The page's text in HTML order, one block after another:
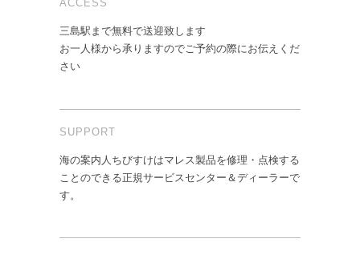
ACCESS
三島駅まで無料で送迎致します
お一人様から承りますのでご予約の際にお伝えくだ
さい
SUPPORT
海の案内人ちびすけはマレス製品を修理・点検する
ことのできる正規サービスセンター＆ディーラーで
す。